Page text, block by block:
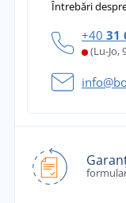
Întrebări
+40 31
(Lu-Jo,